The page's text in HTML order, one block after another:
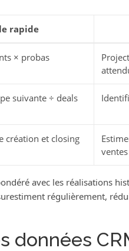
rapide
× probas
suivante ÷ deals
création et closing
ventes
avec les réalisations
régulièrement,
données